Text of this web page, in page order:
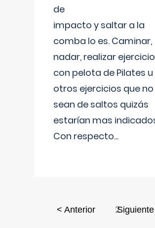
de
impacto y saltar a la
comba lo es. Caminar,
nadar, realizar
con pelota de Pilates u
otros ejercicios que no
sean de saltos quizás
estarían mas
Con respecto...
< Anterior 2